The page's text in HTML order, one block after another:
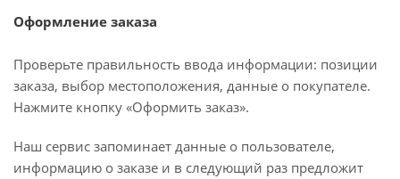
Оформление заказа
Проверьте правильность ввода информации: позиции
заказа, выбор местоположения, данные о покупателе.
Нажмите кнопку «Оформить заказ».
Наш сервис запоминает данные о пользователе,
информацию о заказе и в следующий раз предложит